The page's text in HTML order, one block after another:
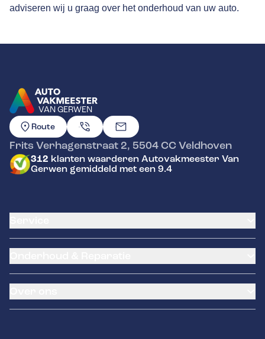
adviseren wij u graag over het onderhoud van uw auto.
VAN GERWEN
GA NAAR DE HOMEPAGINA
Route
Frits Verhagenstraat 2, 5504 CC Veldhoven
312 klanten waarderen Autovakmeester Van
Gerwen gemiddeld met een 9.4
Banden service
Pechhulp
Schade en reparatie